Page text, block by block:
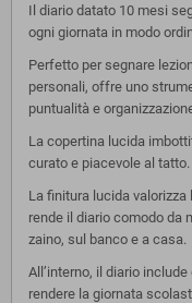
Il diario datato 10 mesi
ogni giornata in modo
Perfetto per segnare
personali, offre uno
puntualità e
La copertina lucida
curato e piacevole al tatto.
La finitura lucida
rende il diario comodo da
zaino, sul banco e a casa.
All’interno, il diario
rendere la giornata